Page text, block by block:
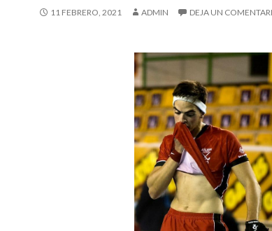
11 FEBRERO, 2021 ADMIN DEJA UN